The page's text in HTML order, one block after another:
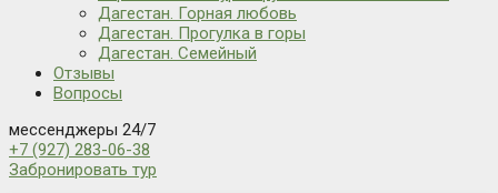
Дагестан. Горная любовь
Дагестан. Прогулка в горы
Дагестан. Семейный
Отзывы
Вопросы
мессенджеры 24/7
+7 (927) 283-06-38
Забронировать тур